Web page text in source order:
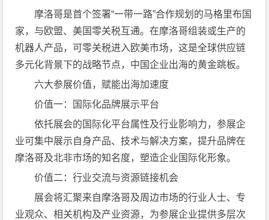
摩洛哥是首个签署“一带一路”合作规划的马格里布国
家，与欧盟、美国零关税互通。在摩洛哥组装或生产的
机器人产品，可零关税进入欧美市场，这是全球供应链
多元化背景下的战略节点，中国企业出海的黄金跳板。
六大参展价值，赋能出海加速度
价值一：国际化品牌展示平台
依托展会的国际化平台属性及行业影响力，参展企
业可集中展示自身产品、技术与解决方案，提升品牌在
摩洛哥及北非市场的知名度，塑造企业国际化形象。
价值二：行业交流与资源链接机会
展会将汇聚来自摩洛哥及周边市场的行业人士、专
业观众、相关机构及产业资源，为参展企业提供多层次